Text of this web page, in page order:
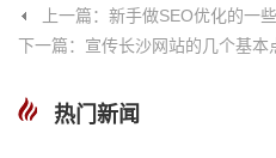
上一篇：新手做SEO优化的一
下一篇：宣传长沙网站的几个基本
热门新闻